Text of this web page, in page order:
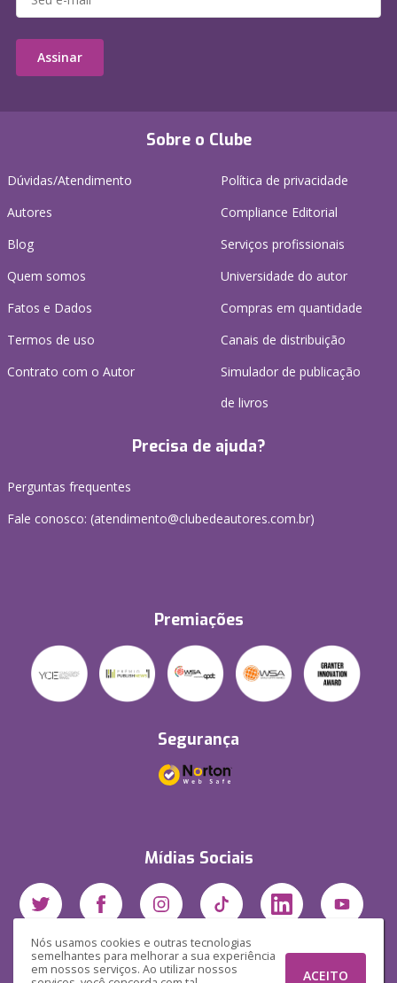
Nós usamos cookies e outras tecnologias
semelhantes para melhorar a sua experiência
em nossos serviços. Ao utilizar nossos
ACEITO
Sobre o Clube
Dúvidas/Atendimento
Autores
Blog
Quem somos
Fatos e Dados
Termos de uso
Contrato com o Autor
Política de privacidade
Compliance Editorial
Serviços profissionais
Universidade do autor
Compras em quantidade
Canais de distribuição
Simulador de publicação
de livros
Precisa de ajuda?
Perguntas frequentes
Fale conosco: (atendimento@clubedeautores.com.br)
Premiações
Segurança
Mídias Sociais
Assinar